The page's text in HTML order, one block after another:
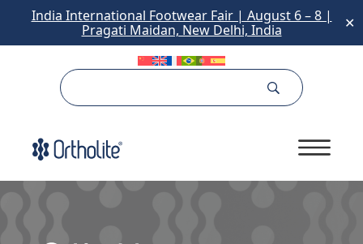
India International Footwear Fair | August 6 – 8 |
Pragati Maidan, New Delhi, India
✕